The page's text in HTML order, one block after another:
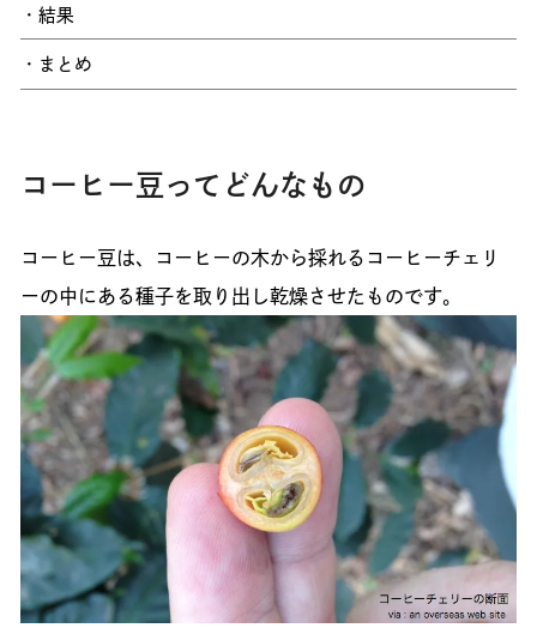
・結果
・まとめ
コーヒー豆ってどんなもの
コーヒー豆は、コーヒーの木から採れるコーヒーチェリ
ーの中にある種子を取り出し乾燥させたものです。